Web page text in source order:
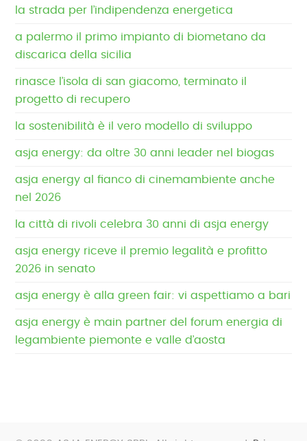
la strada per l’indipendenza energetica
a palermo il primo impianto di biometano da
discarica della sicilia
rinasce l’isola di san giacomo, terminato il
progetto di recupero
la sostenibilità è il vero modello di sviluppo
asja energy: da oltre 30 anni leader nel biogas
asja energy al fianco di cinemambiente anche
nel 2026
la città di rivoli celebra 30 anni di asja energy
asja energy riceve il premio legalità e profitto
2026 in senato
asja energy è alla green fair: vi aspettiamo a bari
asja energy è main partner del forum energia di
legambiente piemonte e valle d’aosta